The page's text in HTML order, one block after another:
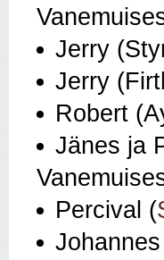
Jerry
Jerry
Robert
Jänes ja
Percival (